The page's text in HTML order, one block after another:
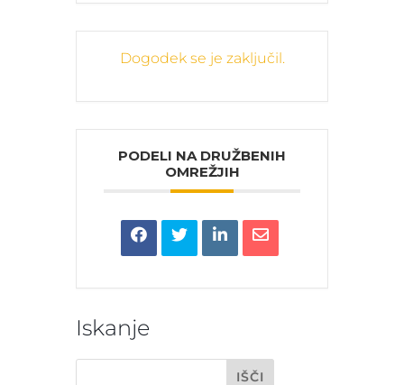
Dogodek se je zaključil.
PODELI NA DRUŽBENIH
OMREŽJIH
Iskanje